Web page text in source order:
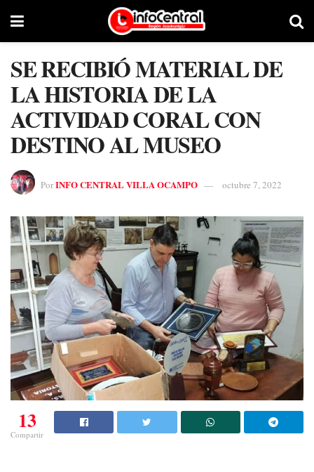
SE RECIBIÓ MATERIAL DE
LA HISTORIA DE LA
ACTIVIDAD CORAL CON
DESTINO AL MUSEO
PorINFO CENTRAL VILLA OCAMPO octubre 7, 2022
13
Compartir